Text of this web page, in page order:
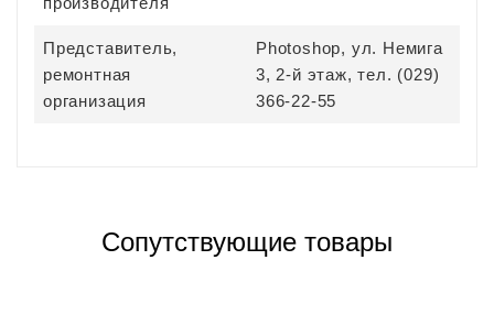
Представитель,
ремонтная
организация
Photoshop, ул. Немига
3, 2-й этаж, тел. (029)
366-22-55
Сопутствующие товары